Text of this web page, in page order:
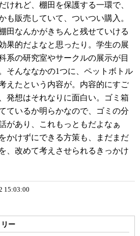
けれど、棚田を保護する一環で、
も販売していて、ついつい購入。
田なんかがきちんと残せていける
果的だよなと思ったり。学生の展
系の研究室やサークルの展示が目
そんななかの1つに、ペットボトル
えたという内容が。内容的にすご
発想はそれなりに面白い。ゴミ箱
ているか明らかなので、ゴミの分
があり、これもっともだよなぁ
かけずにできる方策も、まだまだ
、改めて考えさせられるきっかけ
15:03:00
ー